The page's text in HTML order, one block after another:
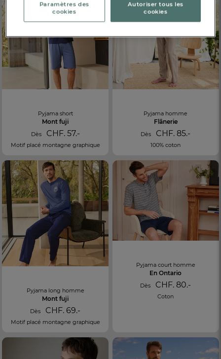
Pyjama short
Mont fuji
Dès CHF. 57.-
Motif placé montagne graphique
Pyjama homme
Flânerie
Dès CHF. 85.-
100% coton
Pyjama long homme
Mont fuji
Dès CHF. 69.-
Motif placé montagne graphique
Pyjama court homme
En Ontario
Dès CHF. 80.-
Coton
Paramètres des
cookies
Autoriser tous les
cookies